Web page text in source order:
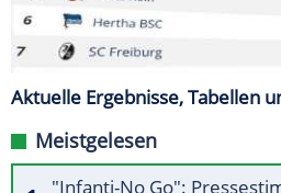
Aktuelle Ergebnisse, Tabellen
Meistgelesen
"Infanti-No Go":